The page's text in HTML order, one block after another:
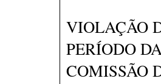
VIOLAÇÃO
PERÍODO
COMISSÃO